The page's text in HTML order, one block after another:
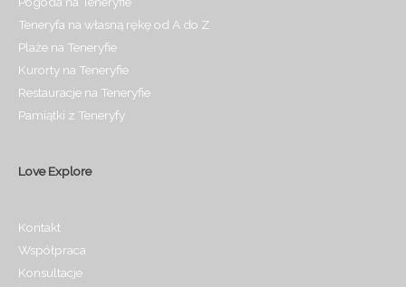
Teneryfa na własną rękę od A do Z
Plaże na Teneryfie
Kurorty na Teneryfie
Restauracje na Teneryfie
Pamiątki z Teneryfy
Love Explore
Kontakt
Współpraca
Konsultacje